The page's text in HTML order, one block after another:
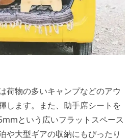
荷物の多いキャンプなどのアウ
します。また、助手席シートを
という広いフラットスペース
や大型ギアの収納にもぴったり